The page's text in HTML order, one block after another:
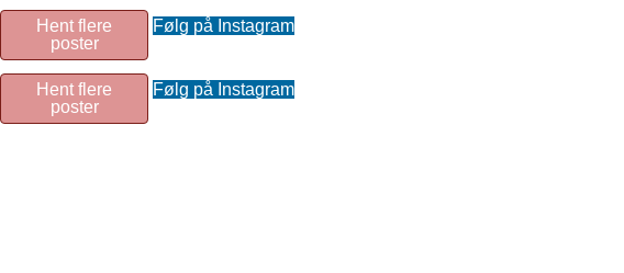
Hent flere
poster
Følg på Instagram
Hent flere
poster
Følg på Instagram